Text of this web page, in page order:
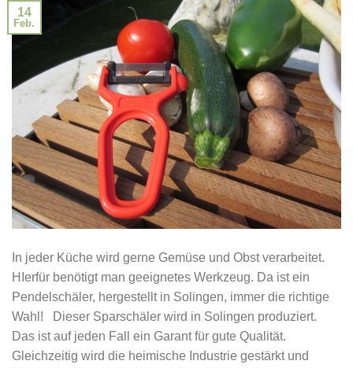
14
Feb.
In jeder Küche wird gerne Gemüse und Obst verarbeitet.
HIerfür benötigt man geeignetes Werkzeug. Da ist ein
Pendelschäler, hergestellt in Solingen, immer die richtige
Wahl! Dieser Sparschäler wird in Solingen produziert.
Das ist auf jeden Fall ein Garant für gute Qualität.
Gleichzeitig wird die heimische Industrie gestärkt und